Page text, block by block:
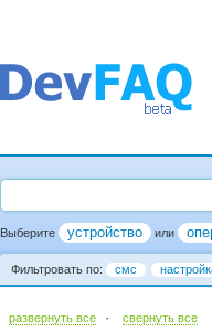
Выберите устройство или
Фильтровать по: смс
развернуть все · cвернуть все